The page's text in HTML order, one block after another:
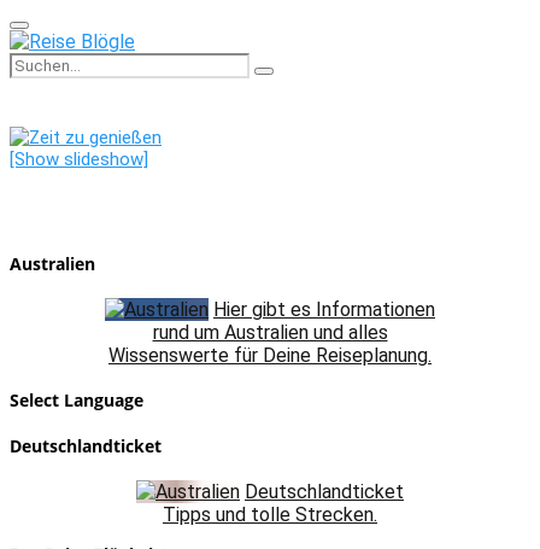
Primary
Menu
Search
for:
Search
[Show slideshow]
Australien
Hier gibt es Informationen
rund um Australien und alles
Wissenswerte für Deine Reiseplanung.
Select Language
Deutschlandticket
Deutschlandticket
Tipps und tolle Strecken.